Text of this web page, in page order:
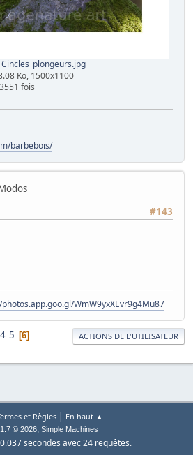
Cincles_plongeurs.jpg
Ko, 1500x1100
fois
barbebois/
#143
WmW9yxXEvr9g4Mu87
4 5 6 ACTIONS DE L'UTILISATEUR
et Règles| En haut ▲
© 2026, Simple Machines
secondes avec 24 requêtes.